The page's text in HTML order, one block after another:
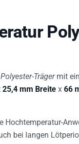
Polyester-Trägermit
25,4 mm Breite x 66
Hochtemperatur-
bei langen